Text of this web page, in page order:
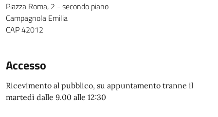
Piazza Roma, 2 - secondo piano
Campagnola Emilia
CAP 42012
Accesso
Ricevimento al pubblico, su appuntamento tranne il
martedì dalle 9.00 alle 12:30